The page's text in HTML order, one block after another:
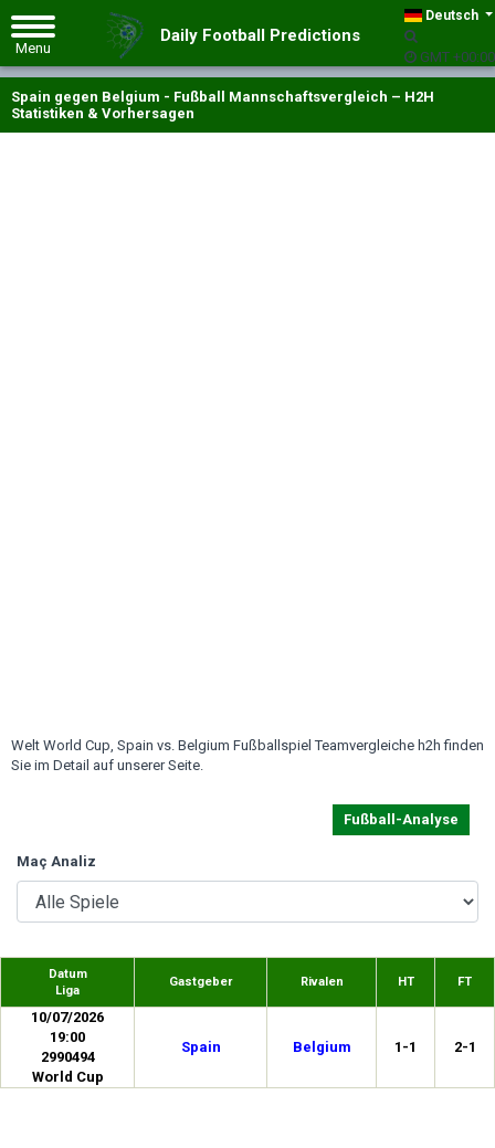
Deutsch
GMT +00:00
Daily Football Predictions
Spain gegen Belgium - Fußball Mannschaftsvergleich – H2H
Statistiken & Vorhersagen
Welt World Cup, Spain vs. Belgium Fußballspiel Teamvergleiche h2h finden
Sie im Detail auf unserer Seite.
Fußball-Analyse
Maç Analiz
Datum
Liga
Gastgeber Rivalen HT FT
10/07/2026
19:00
2990494
World Cup
Spain Belgium 1-1 2-1